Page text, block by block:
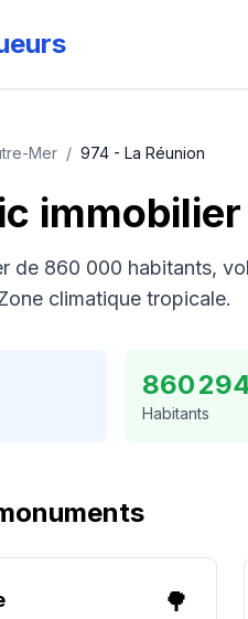
Mer / 974 - La Réunion
de 860 000 habitants,
climatique tropicale.
860
Habitants
🌳